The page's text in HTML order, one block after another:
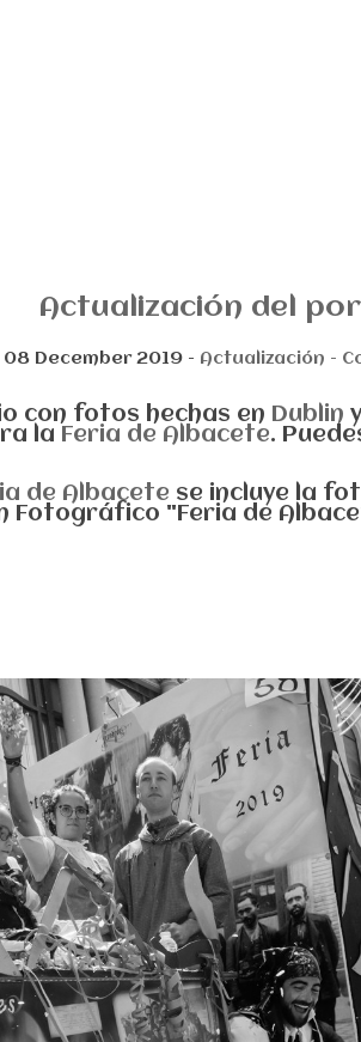
Actualización del
08 December 2019 - Actualización -
con fotos hechas en Dublin
la Feria de Albacete.
de Albacete se incluye la
Fotográfico "Feria de